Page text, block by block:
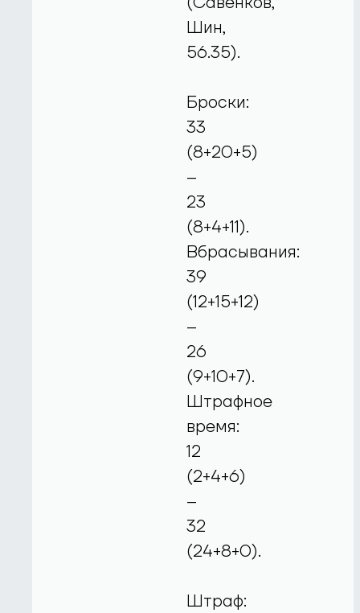
Шин,
56.35).
Броски:
33
(8+20+5)
–
23
(8+4+11).
Вбрасывания:
39
(12+15+12)
–
26
(9+10+7).
Штрафное
время:
12
(2+4+6)
–
32
(24+8+0).
Штраф: